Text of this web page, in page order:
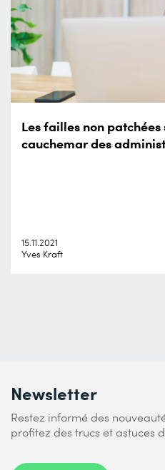
Les failles non
cauchemar des
15.11.2021
Yves Kraft
Newsletter
Restez informé des
profitez des trucs et astuces